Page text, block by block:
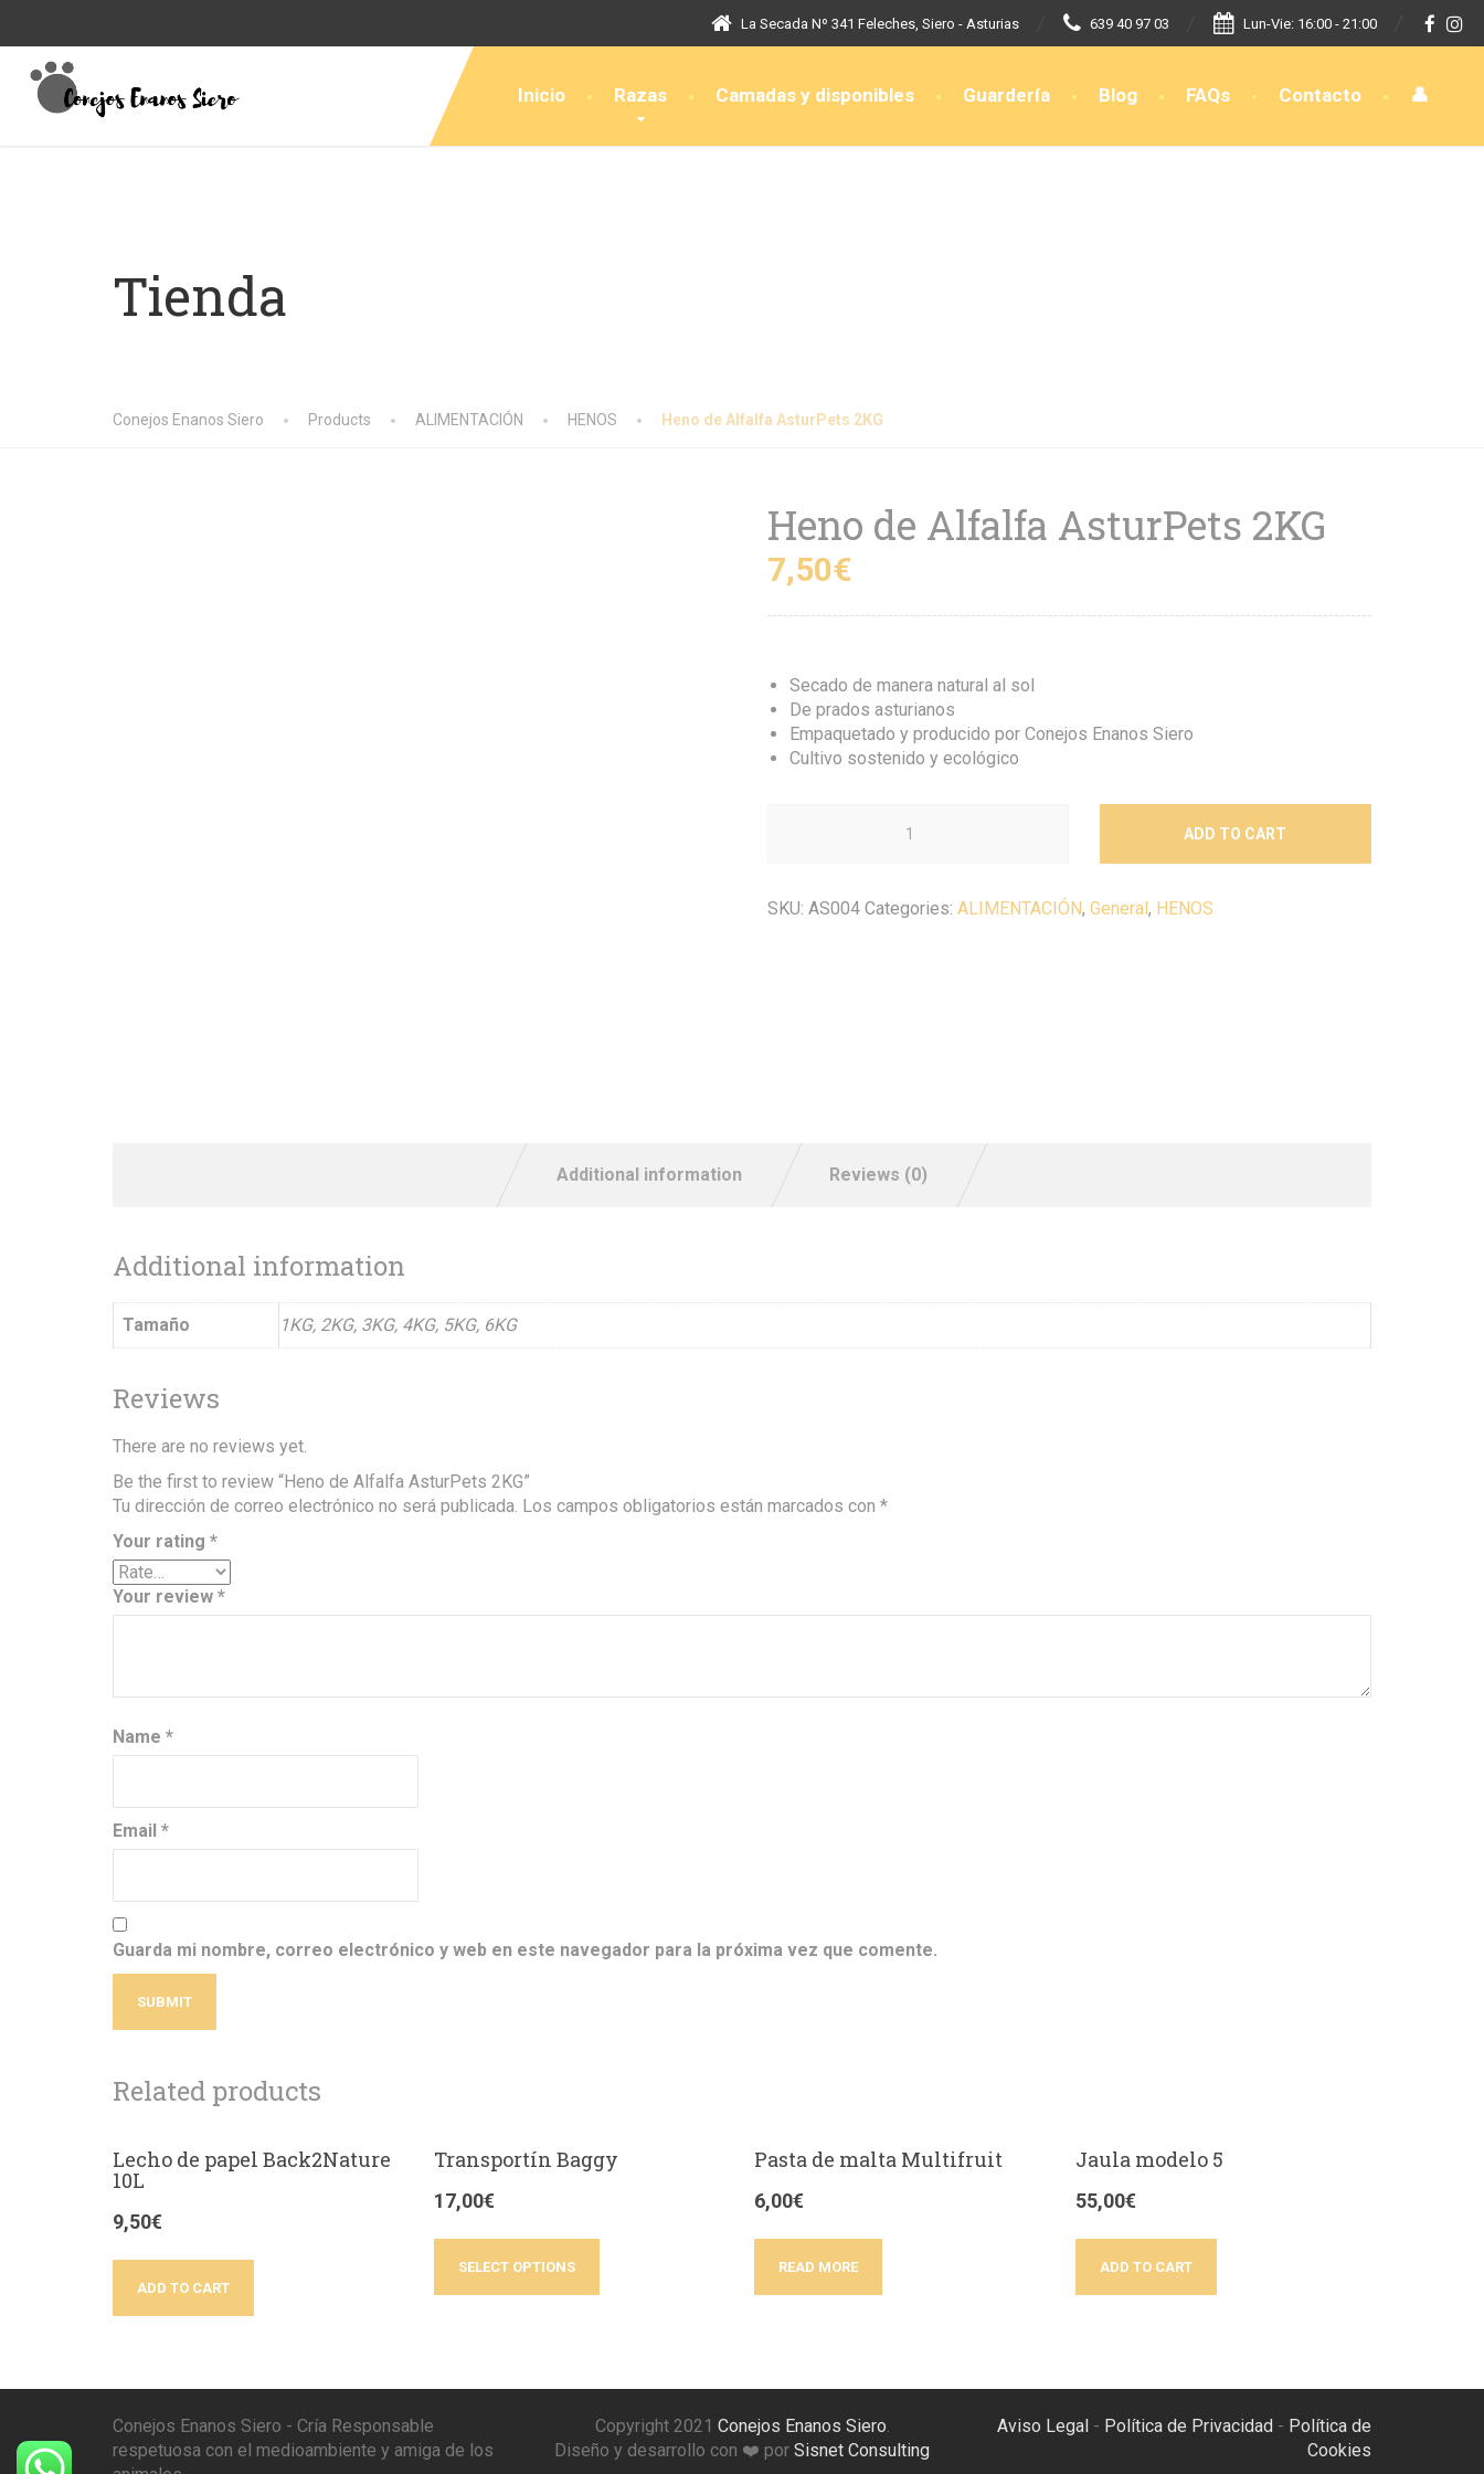
La Secada Nº 341 Feleches, Siero - Asturias 639 40 97 03 Lun-Vie: 16:00 - 21:00
Inicio Razas Camadas y disponibles Guardería Blog FAQs Contacto 👤
Tienda
Conejos Enanos Siero Products ALIMENTACIÓN HENOS Heno de Alfalfa AsturPets 2KG
Heno de Alfalfa AsturPets 2KG
7,50€
Secado de manera natural al sol
De prados asturianos
Empaquetado y producido por Conejos Enanos Siero
Cultivo sostenido y ecológico
ADD TO CART
SKU: AS004 Categories: ALIMENTACIÓN, General, HENOS
Additional information Reviews (0)
Additional information
Tamaño 1KG, 2KG, 3KG, 4KG, 5KG, 6KG
Reviews
There are no reviews yet.
Be the first to review “Heno de Alfalfa AsturPets 2KG”
Tu dirección de correo electrónico no será publicada. Los campos obligatorios están marcados con *
Your rating *
Your review *
Name *
Email *
Guarda mi nombre, correo electrónico y web en este navegador para la próxima vez que comente.
Related products
Lecho de papel Back2Nature
10L
9,50€
ADD TO CART
Transportín Baggy
17,00€
SELECT OPTIONS
Pasta de malta Multifruit
6,00€
READ MORE
Jaula modelo 5
55,00€
ADD TO CART
Conejos Enanos Siero - Cría Responsable
respetuosa con el medioambiente y amiga de los
Copyright 2021 Conejos Enanos Siero.
Diseño y desarrollo con ❤️ por Sisnet Consulting
Aviso Legal - Política de Privacidad - Política de
Cookies